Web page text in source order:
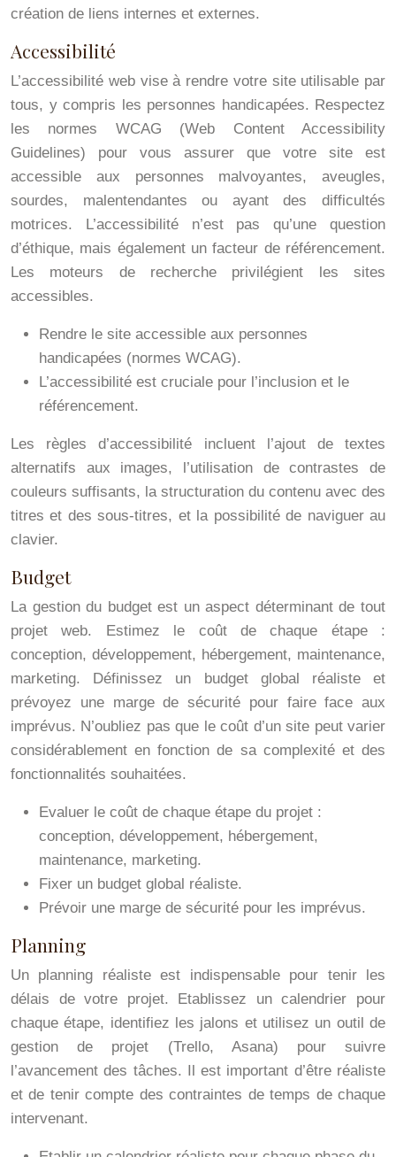
création de liens internes et externes.
Accessibilité
L’accessibilité web vise à rendre votre site utilisable par
tous, y compris les personnes handicapées. Respectez
les normes WCAG (Web Content Accessibility
Guidelines) pour vous assurer que votre site est
accessible aux personnes malvoyantes, aveugles,
sourdes, malentendantes ou ayant des difficultés
motrices. L’accessibilité n’est pas qu’une question
d’éthique, mais également un facteur de référencement.
Les moteurs de recherche privilégient les sites
accessibles.
Rendre le site accessible aux personnes
handicapées (normes WCAG).
L’accessibilité est cruciale pour l’inclusion et le
référencement.
Les règles d’accessibilité incluent l’ajout de textes
alternatifs aux images, l’utilisation de contrastes de
couleurs suffisants, la structuration du contenu avec des
titres et des sous-titres, et la possibilité de naviguer au
clavier.
Budget
La gestion du budget est un aspect déterminant de tout
projet web. Estimez le coût de chaque étape :
conception, développement, hébergement, maintenance,
marketing. Définissez un budget global réaliste et
prévoyez une marge de sécurité pour faire face aux
imprévus. N’oubliez pas que le coût d’un site peut varier
considérablement en fonction de sa complexité et des
fonctionnalités souhaitées.
Evaluer le coût de chaque étape du projet :
conception, développement, hébergement,
maintenance, marketing.
Fixer un budget global réaliste.
Prévoir une marge de sécurité pour les imprévus.
Planning
Un planning réaliste est indispensable pour tenir les
délais de votre projet. Etablissez un calendrier pour
chaque étape, identifiez les jalons et utilisez un outil de
gestion de projet (Trello, Asana) pour suivre
l’avancement des tâches. Il est important d’être réaliste
et de tenir compte des contraintes de temps de chaque
intervenant.